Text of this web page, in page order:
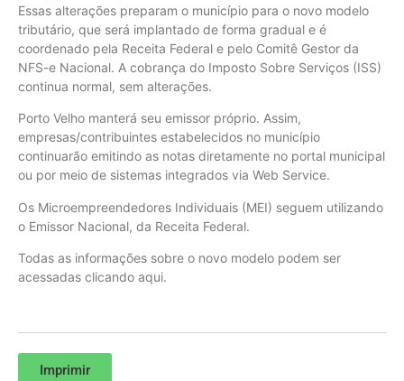
Essas alterações preparam o município para o novo modelo
tributário, que será implantado de forma gradual e é
coordenado pela Receita Federal e pelo Comitê Gestor da
NFS-e Nacional. A cobrança do Imposto Sobre Serviços (ISS)
continua normal, sem alterações.
Porto Velho manterá seu emissor próprio. Assim,
empresas/contribuintes estabelecidos no município
continuarão emitindo as notas diretamente no portal municipal
ou por meio de sistemas integrados via Web Service.
Os Microempreendedores Individuais (MEI) seguem utilizando
o Emissor Nacional, da Receita Federal.
Todas as informações sobre o novo modelo podem ser
acessadas clicando aqui.
Imprimir